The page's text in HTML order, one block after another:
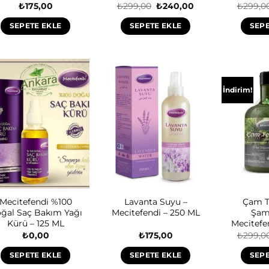
₺175,00
SEPETE EKLE
₺299,00 Orijinal
₺299,00.
₺240,00
SEPETE EKLE
₺
%100
Saç Bakım Yağı
Kürü – 125 ML
₺0,00
SEPETE EKLE
Lavanta Suyu –
Mecitefendi – 250 ML
₺175,00
SEPETE EKLE
İndirim!
Çam
₺